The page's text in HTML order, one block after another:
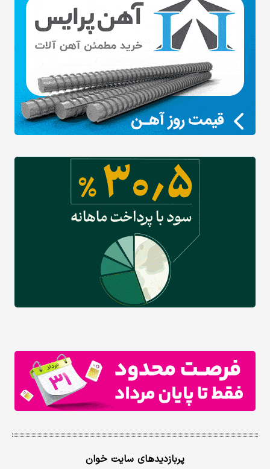
پربازدیدهای سایت خوان